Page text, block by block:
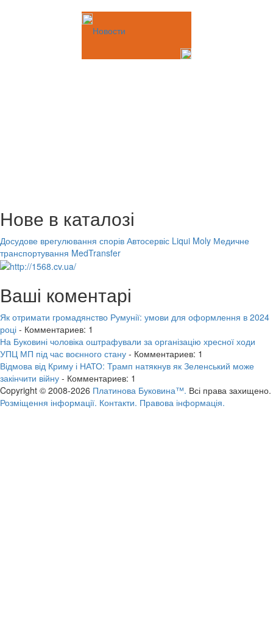
Новости
Нове в каталозі
Досудове врегулювання спорів Автосервіс Liqui Moly Медичне
транспортування MedTransfer
Ваші коментарі
Як отримати громадянство Румунії: умови для оформлення в 2024
році - Комментариев: 1
На Буковині чоловіка оштрафували за організацію хресної ходи
УПЦ МП під час воєнного стану - Комментариев: 1
Відмова від Криму і НАТО: Трамп натякнув як Зеленський може
закінчити війну - Комментариев: 1
Copyright © 2008-2026 Платинова Буковина™. Всі права захищено.
Розміщення інформації. Контакти. Правова інформація.